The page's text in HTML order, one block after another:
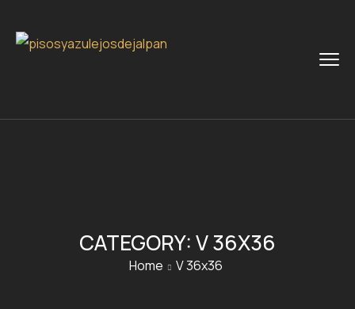
CATEGORY:V 36X36
Home V 36x36